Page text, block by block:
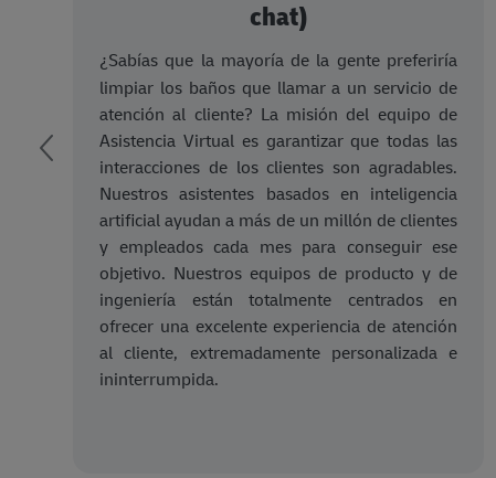
chat)
¿Sabías que la mayoría de la gente preferiría
limpiar los baños que llamar a un servicio de
atención al cliente? La misión del equipo de
Asistencia Virtual es garantizar que todas las
interacciones de los clientes son agradables.
Nuestros asistentes basados en inteligencia
artificial ayudan a más de un millón de clientes
y empleados cada mes para conseguir ese
objetivo. Nuestros equipos de producto y de
ingeniería están totalmente centrados en
ofrecer una excelente experiencia de atención
al cliente, extremadamente personalizada e
ininterrumpida.